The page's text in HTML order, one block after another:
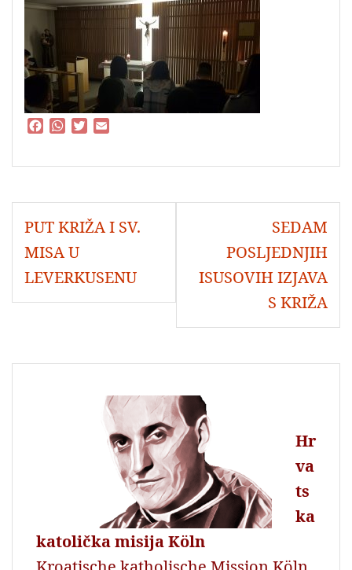
F
e
o
o
k
W
t
A
p
p
T
t
e
r
i
objava
PUT KRIŽA I SV.
MISA U
LEVERKUSENU
SEDAM
POSLJEDNJIH
ISUSOVIH IZJAVA
S KRIŽA
Hr
va
ts
ka
katolička misija Köln